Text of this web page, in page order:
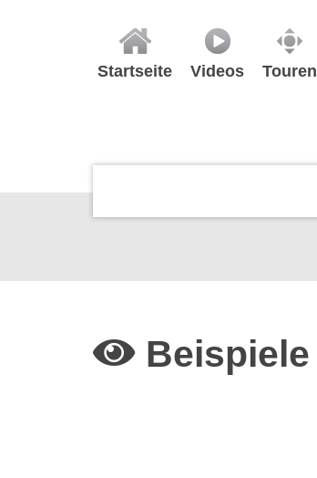
Startseite Videos Touren
Beispiele